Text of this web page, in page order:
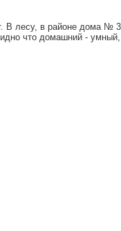
В лесу, в районе дома №
что домашний -